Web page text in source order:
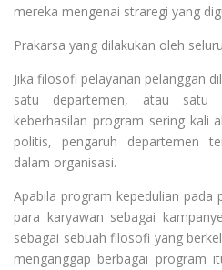
mereka mengenai straregi yang
Prakarsa yang dilakukan oleh
Jika filosofi pelayanan pelanggan
satu departemen, atau satu
keberhasilan program sering kali
politis, pengaruh departemen
dalam organisasi.
Apabila program kepedulian pada
para karyawan sebagai
sebagai sebuah filosofi yang
menganggap berbagai program